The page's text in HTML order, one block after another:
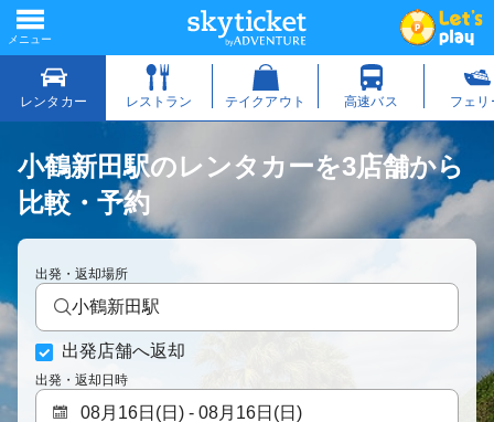
小鶴新田駅のレンタカーを3店舗から
比較・予約
出発・返却場所
小鶴新田駅
出発店舗へ返却
出発・返却日時